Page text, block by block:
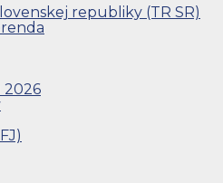
republiky (TR SR)
2026